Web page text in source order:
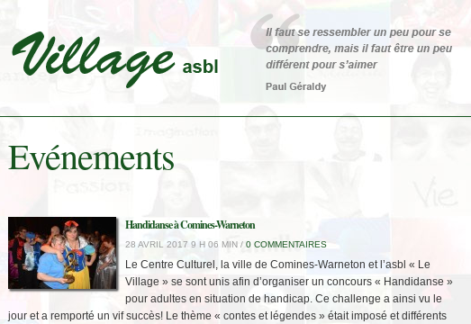
Evénements
Handidanse à Comines-Warneton
28 AVRIL 2017 9 H 06 MIN / 0 COMMENTAIRES
Le Centre Culturel, la ville de Comines-Warneton et l’asbl « Le
Village » se sont unis afin d’organiser un concours « Handidanse »
pour adultes en situation de handicap. Ce challenge a ainsi vu le
jour et a remporté un vif succès! Le thème « contes et légendes » était imposé et différents